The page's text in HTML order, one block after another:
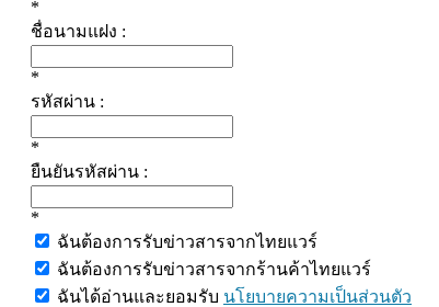
*
ชื่อนามแฝง :
*
รหัสผ่าน :
*
ยืนยันรหัสผ่าน :
*
ฉันต้องการรับข่าวสารจากไทยแวร์
ฉันต้องการรับข่าวสารจากร้านค้าไทยแวร์
ฉันได้อ่านและยอมรับ นโยบายความเป็นส่วนตัว